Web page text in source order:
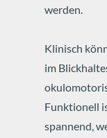
werden.
Klinisch
im
Funktionell
spannend,